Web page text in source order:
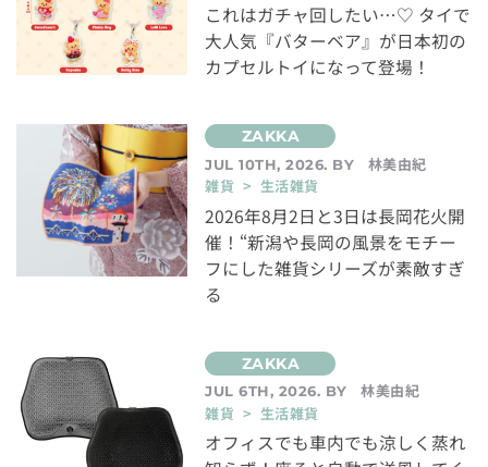
これはガチャ回したい…♡ タイで
大人気『バターベア』が日本初の
カプセルトイになって登場！
JUL 10TH, 2026. BY
林美由紀
雑貨 > 生活雑貨
2026年8月2日と3日は長岡花火開
催！“新潟や長岡の風景をモチー
フにした雑貨シリーズが素敵すぎ
る
JUL 6TH, 2026. BY
林美由紀
雑貨 > 生活雑貨
オフィスでも車内でも涼しく蒸れ